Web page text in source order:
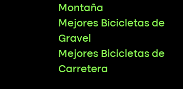
Montaña
Mejores Bicicletas de
Gravel
Mejores Bicicletas de
Carretera